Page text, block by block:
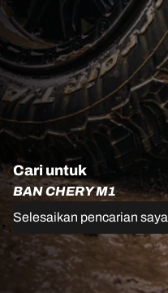
Cari untuk
BAN CHERY M1
Selesaikan pencarian saya